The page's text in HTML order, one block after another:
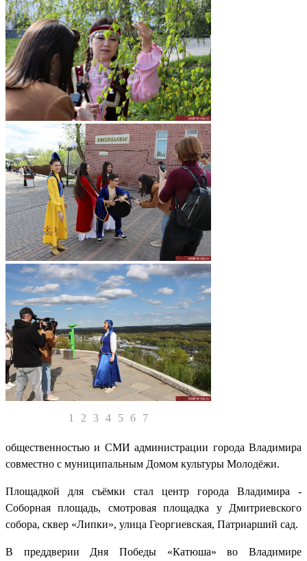
1 2 3 4 5 6 7
общественностью и СМИ администрации города Владимира
совместно с муниципальным Домом культуры Молодёжи.
Площадкой для съёмки стал центр города Владимира -
Соборная площадь, смотровая площадка у Дмитриевского
собора, сквер «Липки», улица Георгиевская, Патриарший сад.
В преддверии Дня Победы «Катюша» во Владимире